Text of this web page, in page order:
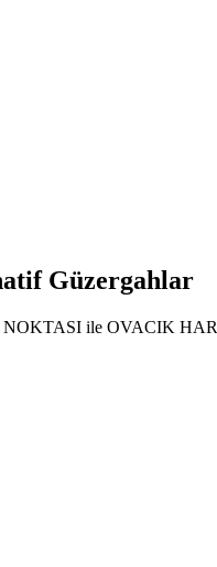
Güzergahlar
NOKTASI ile OVACIK